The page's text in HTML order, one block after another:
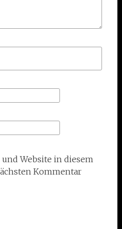
Website in diesem
Kommentar